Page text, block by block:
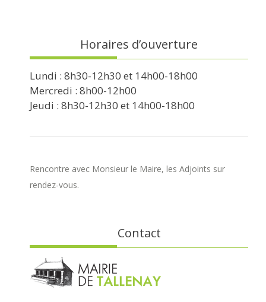
Horaires d’ouverture
Lundi : 8h30-12h30 et 14h00-18h00
Mercredi : 8h00-12h00
Jeudi : 8h30-12h30 et 14h00-18h00
Rencontre avec Monsieur le Maire, les Adjoints sur
rendez-vous.
Contact